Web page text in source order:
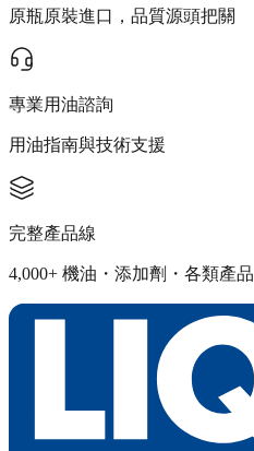
原瓶原裝進口，品質源頭把關
專業用油諮詢
用油指南與技術支援
完整產品線
4,000+ 機油・添加劑・各類產品